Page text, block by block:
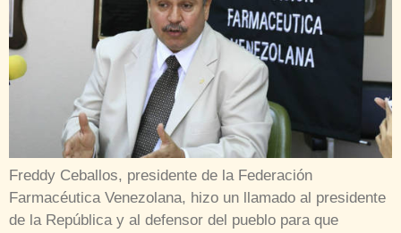
Freddy Ceballos, presidente de la Federación
Farmacéutica Venezolana, hizo un llamado al presidente
de la República y al defensor del pueblo para que